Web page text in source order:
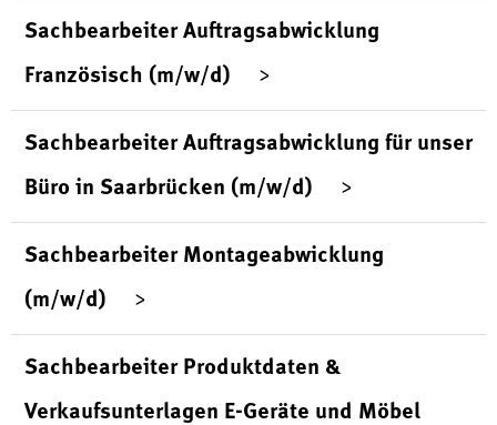
Sachbearbeiter Auftragsabwicklung
Französisch (m/w/d)
Sachbearbeiter Auftragsabwicklung für unser
Büro in Saarbrücken (m/w/d)
Sachbearbeiter Montageabwicklung
(m/w/d)
Sachbearbeiter Produktdaten &
Verkaufsunterlagen E-Geräte und Möbel